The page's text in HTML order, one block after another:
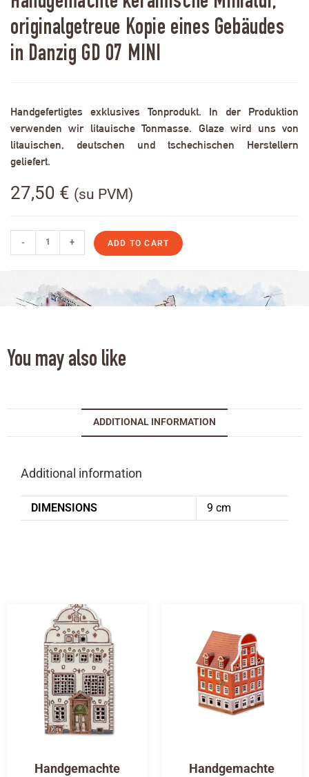
originalgetreue Kopie eines Gebäudes
in Danzig GD 07 MINI
Handgefertigtes exklusives Tonprodukt. In der Produktion
verwenden wir litauische Tonmasse. Glaze wird uns von
litauischen, deutschen und tschechischen Herstellern
geliefert.
27,50 € (su PVM)
- + ADD TO CART
You may also like
ADDITIONAL INFORMATION
Additional information
DIMENSIONS 9 cm
Handgemachte
Handgemachte